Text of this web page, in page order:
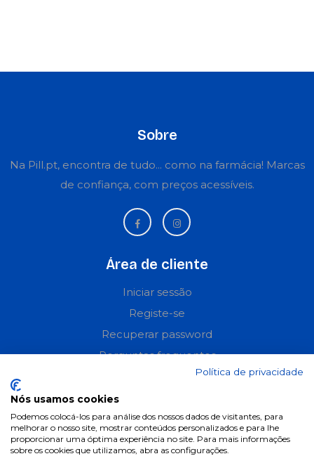
Sobre
Na Pill.pt, encontra de tudo... como na farmácia! Marcas
de confiança, com preços acessíveis.
Área de cliente
Iniciar sessão
Registe-se
Recuperar password
Perguntas frequentes
Termos & Condições
Política de privacidade
Política de privacidade
Nós usamos cookies
Podemos colocá-los para análise dos nossos dados de visitantes, para
melhorar o nosso site, mostrar conteúdos personalizados e para lhe
proporcionar uma óptima experiência no site. Para mais informações
sobre os cookies que utilizamos, abra as configurações.